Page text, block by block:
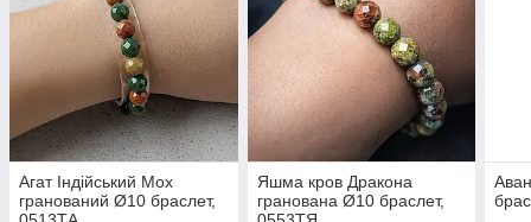
Агат Індійський Мох
гранований Ø10 браслет,
Яшма кров Дракона
гранована Ø10 браслет,